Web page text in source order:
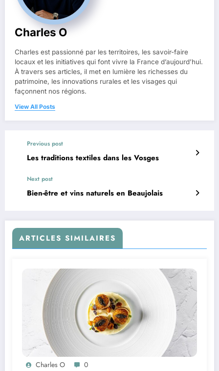
Charles O
Charles est passionné par les territoires, les savoir-faire
locaux et les initiatives qui font vivre la France d’aujourd’hui.
À travers ses articles, il met en lumière les richesses du
patrimoine, les innovations rurales et les visages qui
façonnent nos régions.
View All Posts
Previous post
Les traditions textiles dans les Vosges
Next post
Bien-être et vins naturels en Beaujolais
ARTICLES SIMILAIRES
Charles O 0